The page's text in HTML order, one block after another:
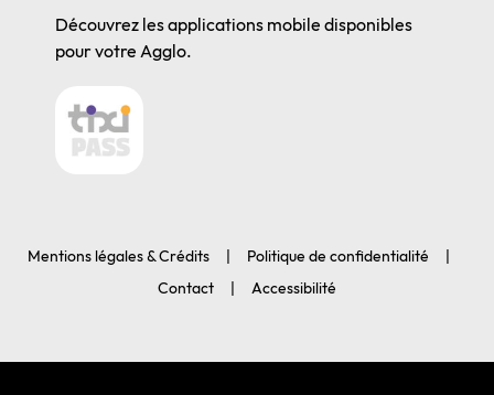
Découvrez les applications mobile disponibles
pour votre Agglo.
Mentions légales & Crédits
Politique de confidentialité
Contact
Accessibilité